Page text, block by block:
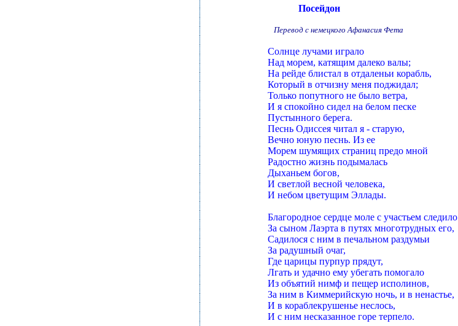
Посейдон
Перевод с немецкого Афанасия Фета
Солнце лучами играло
Над морем, катящим далеко валы;
На рейде блистал в отдаленьи корабль,
Который в отчизну меня поджидал;
Только попутного не было ветра,
И я спокойно сидел на белом песке
Пустынного берега.
Песнь Одиссея читал я - старую,
Вечно юную песнь. Из ее
Морем шумящих страниц предо мной
Радостно жизнь подымалась
Дыханьем богов,
И светлой весной человека,
И небом цветущим Эллады.
Благородное сердце моле с участьем следило
За сыном Лаэрта в путях многотрудных его,
Садилося с ним в печальном раздумьи
За радушный очаг,
Где царицы пурпур прядут,
Лгать и удачно ему убегать помогало
Из объятий нимф и пещер исполинов,
За ним в Киммерийскую ночь, и в ненастье,
И в кораблекрушенье неслось,
И с ним несказанное горе терпело.